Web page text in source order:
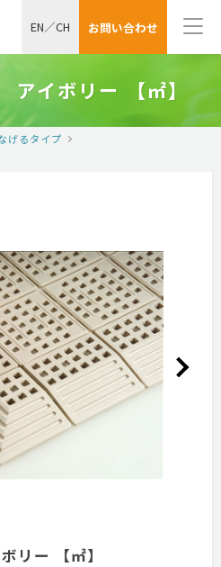
お問い合わせ
EN／CH
イボリー 【㎡】
げるタイプ
ー 【㎡】